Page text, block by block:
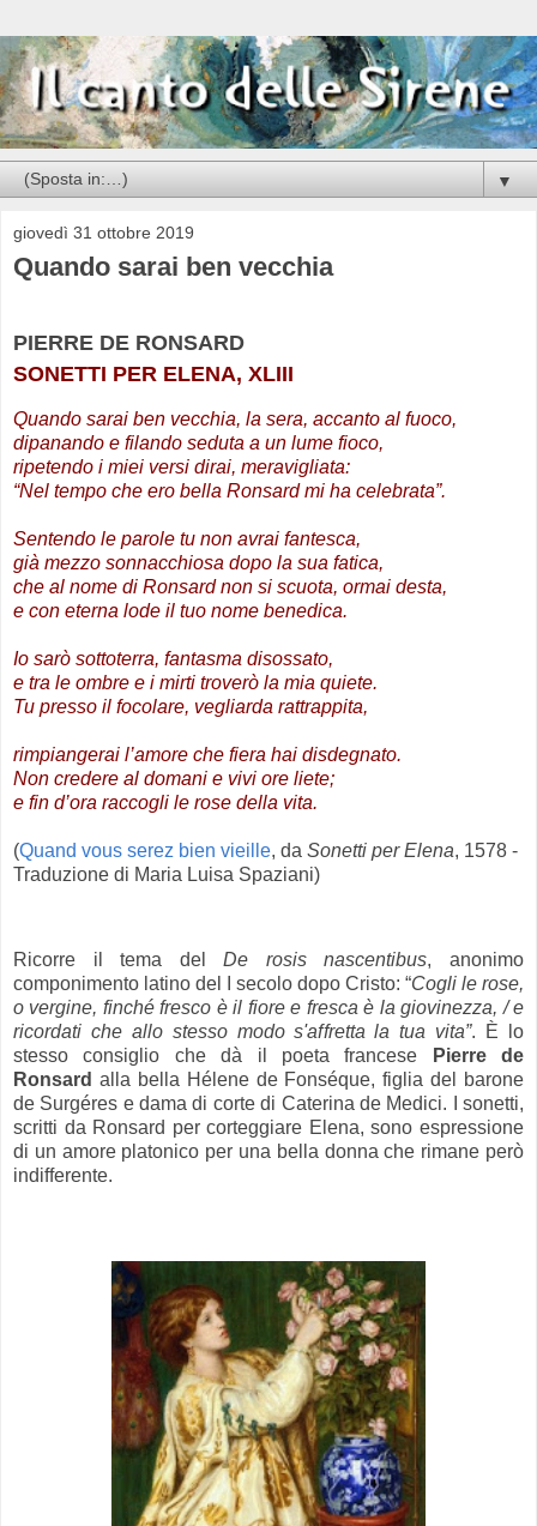
▼
giovedì 31 ottobre 2019
Quando sarai ben vecchia
PIERRE DE RONSARD
SONETTI PER ELENA, XLIII
Quando sarai ben vecchia, la sera, accanto al fuoco,
dipanando e filando seduta a un lume fioco,
ripetendo i miei versi dirai, meravigliata:
“Nel tempo che ero bella Ronsard mi ha celebrata”.
Sentendo le parole tu non avrai fantesca,
già mezzo sonnacchiosa dopo la sua fatica,
che al nome di Ronsard non si scuota, ormai desta,
e con eterna lode il tuo nome benedica.
Io sarò sottoterra, fantasma disossato,
e tra le ombre e i mirti troverò la mia quiete.
Tu presso il focolare, vegliarda rattrappita,
rimpiangerai l’amore che fiera hai disdegnato.
Non credere al domani e vivi ore liete;
e fin d’ora raccogli le rose della vita.
(Quand vous serez bien vieille, da Sonetti per Elena, 1578 -
Traduzione di Maria Luisa Spaziani)
Ricorre il tema del De rosis nascentibus, anonimo
componimento latino del I secolo dopo Cristo: “Cogli le rose,
o vergine, finché fresco è il fiore e fresca è la giovinezza, / e
ricordati che allo stesso modo s'affretta la tua vita”. È lo
stesso consiglio che dà il poeta francese
Pierre de
Ronsard alla bella Hélene de Fonséque, figlia del barone
de Surgéres e dama di corte di Caterina de Medici. I sonetti,
scritti da Ronsard per corteggiare Elena, sono espressione
di un amore platonico per una bella donna che rimane però
indifferente.